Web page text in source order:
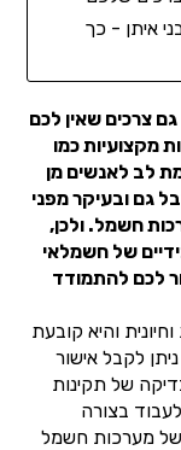
איתן - כך
גם צרכים שאין לכם
מקצועיות כמו
לב לאנשים מן
גם ובעיקר מפני
חשמל. ולכן,
של חשמלאי
לכם להתמודד
והיא קובעת
לקבל אישור
של תקינות
בצורה
מערכות חשמל